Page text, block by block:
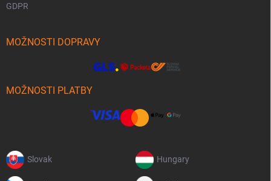
GDPR
MOŽNOSTI DOPRAVY
MOŽNOSTI PLATBY
Slovak Hungary